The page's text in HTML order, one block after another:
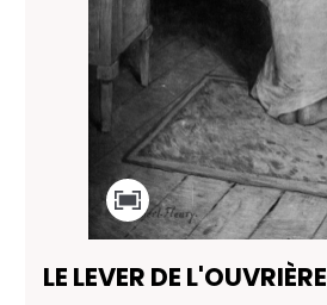
LE LEVER DE L'OUVRIÈRE